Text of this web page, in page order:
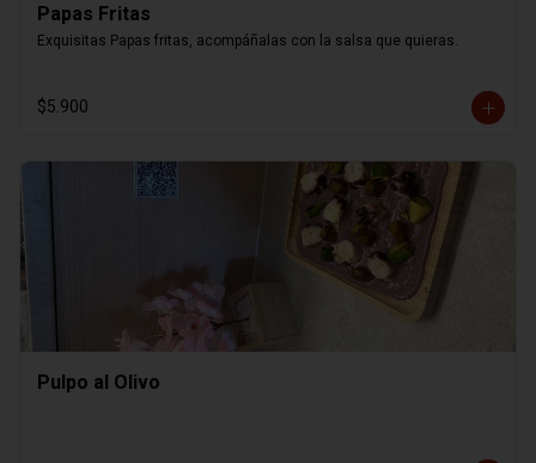
Papas Fritas
Exquisitas Papas fritas, acompáñalas con la salsa que quieras.
$5.900
Pulpo al Olivo